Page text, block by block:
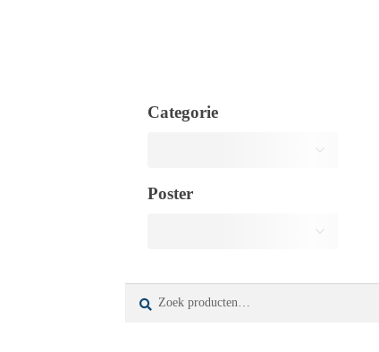
Categorie
Poster